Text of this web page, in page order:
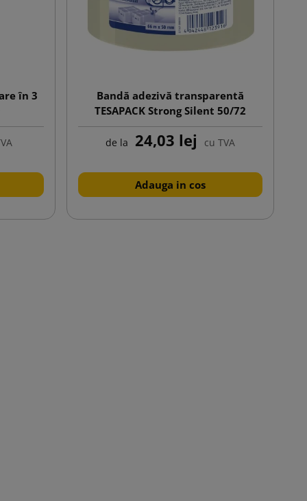
în 3
Bandă adezivă transparentă
TESAPACK Strong Silent 50/72
de la 24,03 lej cu TVA
Adauga in cos